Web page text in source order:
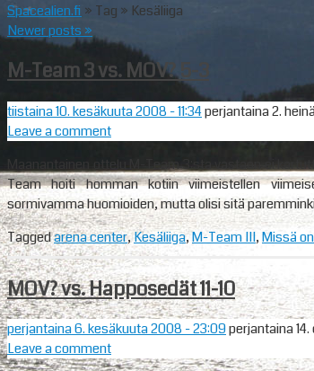
Spacealien.fi » Tag » Kesäliiga
Newer posts »
M-Team 3 vs. MOV? 5-3
tiistaina 10. kesäkuuta 2008 - 11:34perjantaina 2.
Leave a comment
Maanantainen ottelu M-Team 3:sta vastaan ei
Team hoiti homman kotiin viimeistellen
sormivamma huomioiden, mutta olisi sitä
Taggedarena center,Kesäliiga,M-Team III,Missä
MOV? vs. Happosedät 11-10
perjantaina 6. kesäkuuta 2008 - 23:09perjantaina
Leave a comment